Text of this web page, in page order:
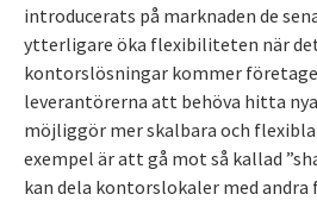
introducerats på marknaden de
ytterligare öka flexibiliteten när
kontorslösningar kommer
leverantörerna att behöva hitta
möjliggör mer skalbara och
exempel är att gå mot så kallad
kan dela kontorslokaler med andra